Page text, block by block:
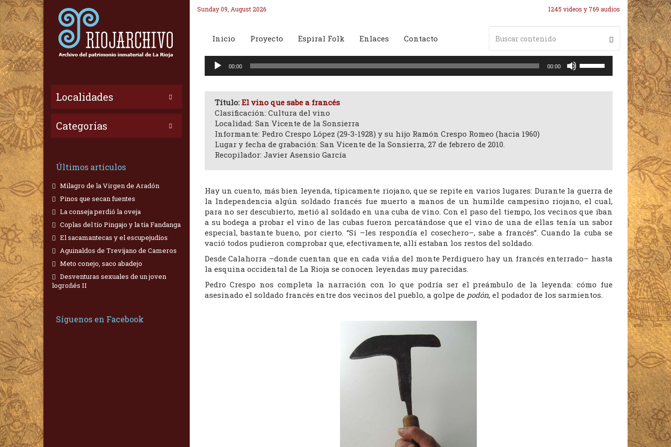
Localidades
Categorías
Últimos artículos
Milagro de la Virgen de Aradón
Pinos que secan fuentes
La conseja perdió la oveja
Coplas del tío Pingajo y la tía Fandanga
El sacamantecas y el escupejudíos
Aguinaldos de Trevijano de Cameros
Meto conejo, saco abadejo
Desventuras sexuales de un joven
logroñés II
Síguenos en Facebook
Sunday 09, August 2026 1245 videos y 769 audios
Inicio Proyecto Espiral Folk Enlaces Contacto
Reproductor
00:00 00:00
de
Título: El vino que sabe a francés
Clasificación: Cultura del vino
Localidad: San Vicente de la Sonsierra
Informante: Pedro Crespo López (29-3-1928) y su hijo Ramón Crespo Romeo (hacia 1960)
Lugar y fecha de grabación: San Vicente de la Sonsierra, 27 de febrero de 2010.
Recopilador: Javier Asensio García
Hay un cuento, más bien leyenda, típicamente riojano, que se repite en varios lugares: Durante la guerra de
la Independencia algún soldado francés fue muerto a manos de un humilde campesino riojano, el cual,
para no ser descubierto, metió al soldado en una cuba de vino. Con el paso del tiempo, los vecinos que iban
a su bodega a probar el vino de las cubas fueron percatándose que el vino de una de ellas tenía un sabor
especial, bastante bueno, por cierto. “Sí –les respondía el cosechero–, sabe a francés”. Cuando la cuba se
vació todos pudieron comprobar que, efectivamente, allí estaban los restos del soldado.
Desde Calahorra –donde cuentan que en cada viña del monte Perdiguero hay un francés enterrado– hasta
la esquina occidental de La Rioja se conocen leyendas muy parecidas.
Pedro Crespo nos completa la narración con lo que podría ser el preámbulo de la leyenda: cómo fue
asesinado el soldado francés entre dos vecinos del pueblo, a golpe de podón, el podador de los sarmientos.